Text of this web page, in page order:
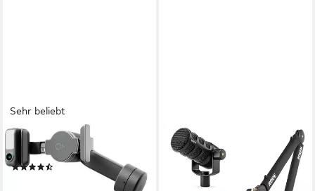
Sehr beliebt
DJI
OSMO MOBILE 7 Pro Gimbal
RØDE
Rode Rodecaster Video
Konsole Podmic-USB Bundle
Digitales Aufnahmegerät